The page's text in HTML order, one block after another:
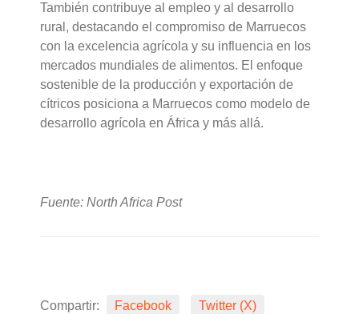
También contribuye al empleo y al desarrollo
rural, destacando el compromiso de Marruecos
con la excelencia agrícola y su influencia en los
mercados mundiales de alimentos. El enfoque
sostenible de la producción y exportación de
cítricos posiciona a Marruecos como modelo de
desarrollo agrícola en África y más allá.
Fuente: North Africa Post
Compartir: Facebook
Twitter (X)